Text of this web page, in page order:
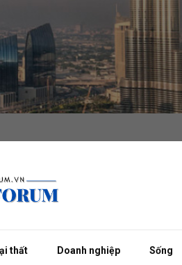
thất Doanh nghiệp Sống